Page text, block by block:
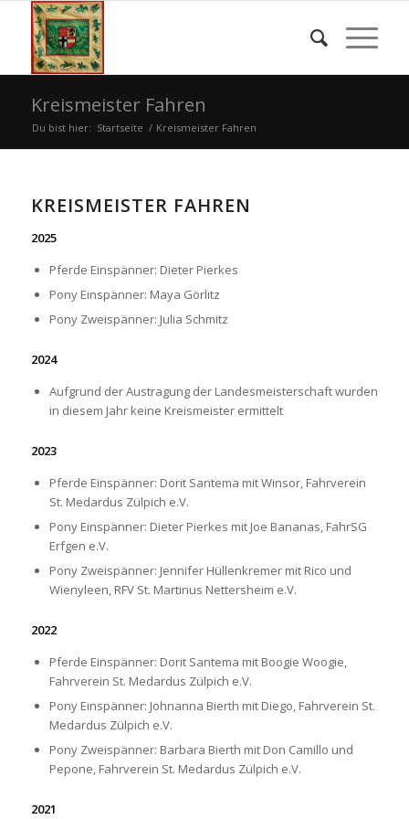
Kreismeister Fahren
Du bist hier: Startseite / Kreismeister Fahren
KREISMEISTER FAHREN
2025
Pferde Einspänner: Dieter Pierkes
Pony Einspänner: Maya Görlitz
Pony Zweispänner: Julia Schmitz
2024
Aufgrund der Austragung der Landesmeisterschaft wurden
in diesem Jahr keine Kreismeister ermittelt
2023
Pferde Einspänner: Dorit Santema mit Winsor, Fahrverein
St. Medardus Zülpich e.V.
Pony Einspänner: Dieter Pierkes mit Joe Bananas, FahrSG
Erfgen e.V.
Pony Zweispänner: Jennifer Hüllenkremer mit Rico und
Wienyleen, RFV St. Martinus Nettersheim e.V.
2022
Pferde Einspänner: Dorit Santema mit Boogie Woogie,
Fahrverein St. Medardus Zülpich e.V.
Pony Einspänner: Johnanna Bierth mit Diego, Fahrverein St.
Medardus Zülpich e.V.
Pony Zweispänner: Barbara Bierth mit Don Camillo und
Pepone, Fahrverein St. Medardus Zülpich e.V.
2021